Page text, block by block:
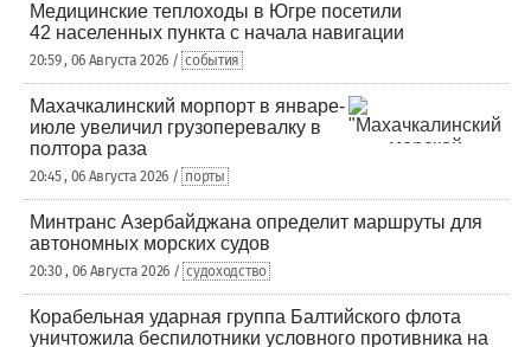
Медицинские теплоходы в Югре посетили
42 населенных пункта с начала навигации
20:59 , 06 Августа 2026 / события
Махачкалинский морпорт в январе-
июле увеличил грузоперевалку в
полтора раза
20:45 , 06 Августа 2026 / порты
Минтранс Азербайджана определит маршруты для
автономных морских судов
20:30 , 06 Августа 2026 / судоходство
Корабельная ударная группа Балтийского флота
уничтожила беспилотники условного противника на